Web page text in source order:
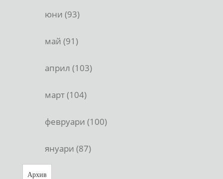
юни (93)
май (91)
април (103)
март (104)
февруари (100)
януари (87)
Архив